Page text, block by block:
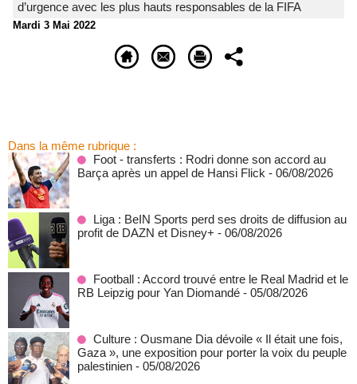
d’urgence avec les plus hauts responsables de la FIFA
Mardi 3 Mai 2022
Dans la même rubrique :
Foot - transferts : Rodri donne son accord au
Barça après un appel de Hansi Flick - 06/08/2026
Liga : BeIN Sports perd ses droits de diffusion au
profit de DAZN et Disney+ - 06/08/2026
Football : Accord trouvé entre le Real Madrid et le
RB Leipzig pour Yan Diomandé - 05/08/2026
Culture : Ousmane Dia dévoile « Il était une fois,
Gaza », une exposition pour porter la voix du peuple
palestinien - 05/08/2026